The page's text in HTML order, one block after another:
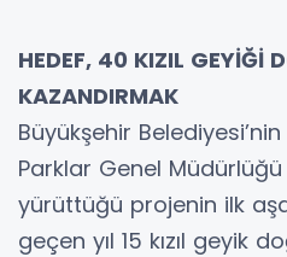
HEDEF, 40 KIZIL GEYİĞİ
KAZANDIRMAK
Büyükşehir
Parklar Genel
yürüttüğü projenin ilk
geçen yıl 15 kızıl geyik